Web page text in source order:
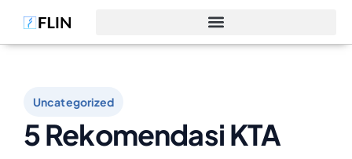
Uncategorized
5 Rekomendasi KTA